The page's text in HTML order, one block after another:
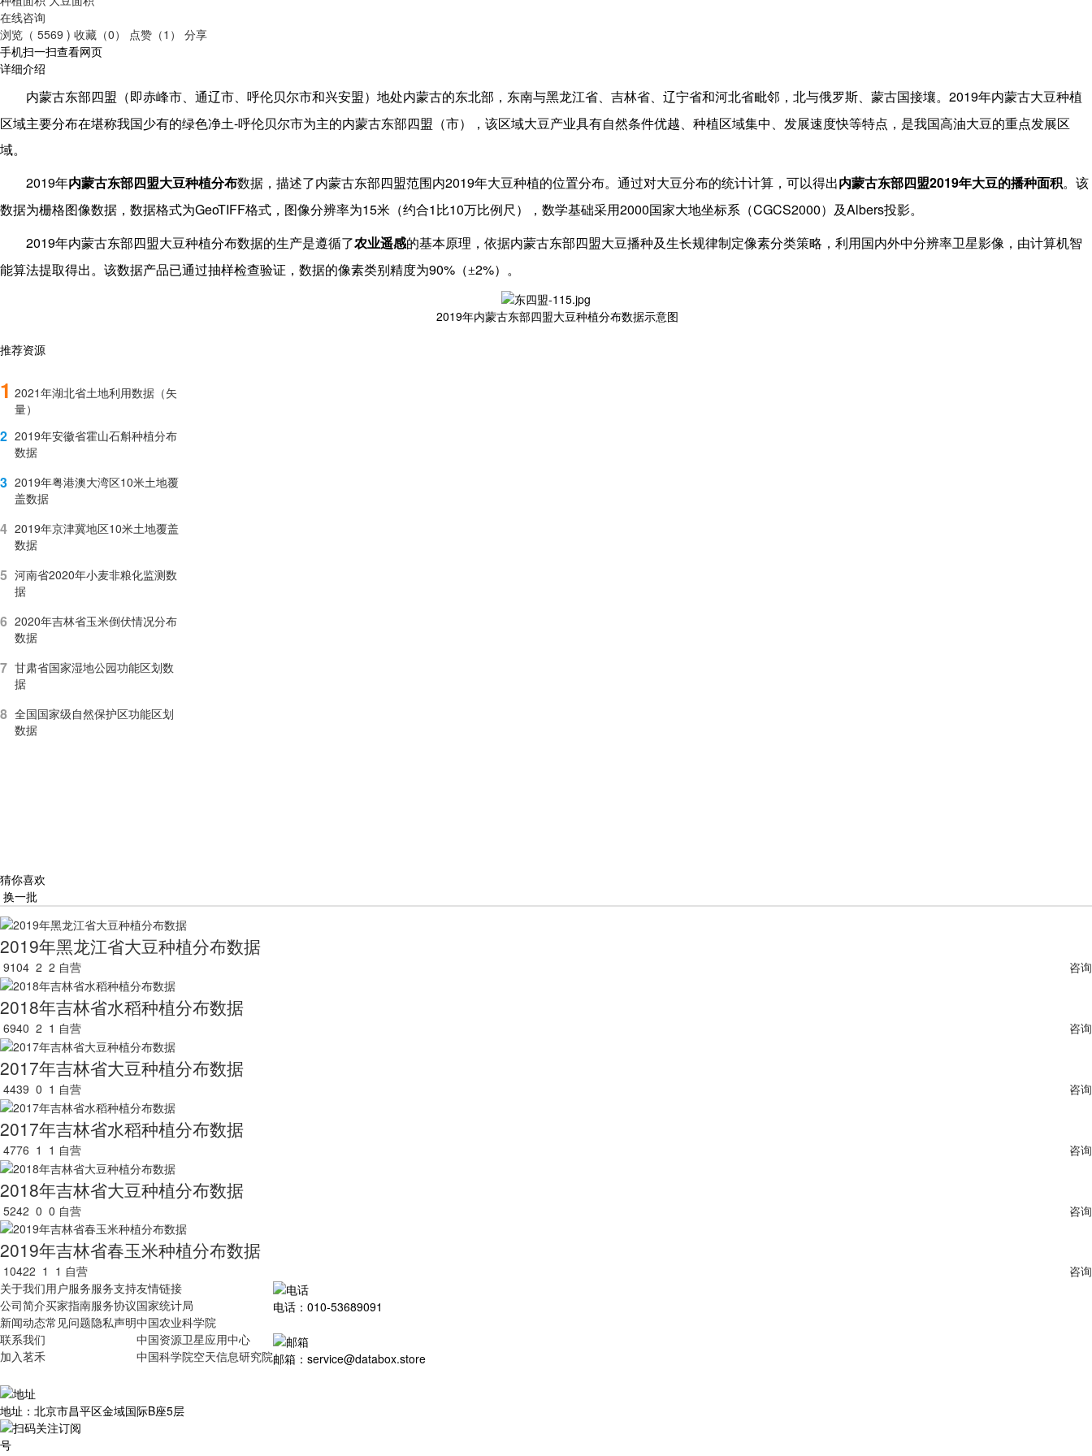
在线咨询
浏览（ 5569 ) 收藏（0） 点赞（1）
分享
手机扫一扫查看网页
详细介绍
内蒙古东部四盟（即赤峰市 、通辽市、 呼伦贝尔市和兴安盟）地处内蒙古的东北部，东南与黑龙江省、吉林省、辽宁省和河北省毗邻，北与俄罗斯、 蒙古国接壤。 2019年内蒙古大豆种植
区域主要分布在堪称我国少有的绿色净土-呼伦贝尔市为主的内蒙古东部四盟（市），该区域大豆产业具有自然条件优越、种植区域集中、发展速度快等特点，是我国高油大豆的重点发展区
域。
2019年内蒙古东部四盟大豆种植分布数据，描述了内蒙古东部四盟范围内2019年大豆种植的位置分布。通过对大豆分布的统计计算，可以得出内蒙古东部四盟2019年大豆的播种面积。该
数据为栅格图像数据，数据格式为GeoTIFF格式，图像分辨率为15米（约合1 比10万比例尺），数学基础采用2000国家大地坐标系（CGCS2000）及Albers投影。
2019年内蒙古东部四盟大豆种植分布数据的生产是遵循了农业遥感的基本原理，依据内蒙古东部四盟大豆播种及生长规律制定像素分类策略，利用国内外中分辨率卫星影像，由计算机智
能算法提取得出。该数据产品已通过抽样检查验证，数据的像素类别精度为90% （±2%）。
2019年内蒙古东部四盟大豆种植分布数据示意图
推荐资源
1 2021年湖北省土地利用数据（矢
量）
2 2019年安徽省霍山石斛种植分布
数据
3 2019年粤港澳大湾区10米土地覆
盖数据
4 2019年京津冀地区10米土地覆盖
数据
5 河南省2020年小麦非粮化监测数
据
6 2020年吉林省玉米倒伏情况分布
数据
7 甘肃省国家湿地公园功能区划数
据
8 全国国家级自然保护区功能区划
数据
猜你喜欢
换一批
2019年黑龙江省大豆种植分布数据
9104 2 2 自营 咨询
2018年吉林省水稻种植分布数据
6940 2 1 自营 咨询
2017年吉林省大豆种植分布数据
4439 0 1 自营 咨询
2017年吉林省水稻种植分布数据
4776 1 1 自营 咨询
2018年吉林省大豆种植分布数据
5242 0 0 自营 咨询
2019年吉林省春玉米种植分布数据
10422 1 1 自营
咨询
关于我们
公司简介
新闻动态
联系我们
加入茗禾
用户服务
买家指南
常见问题
服务支持
服务协议
隐私声明
友情链接
国家统计局
中国农业科学院
中国资源卫星应用中心
中国科学院空天信息研究院
电话：010-53689091
邮箱：service@databox.store
地址：北京市昌平区金域国际B座5层